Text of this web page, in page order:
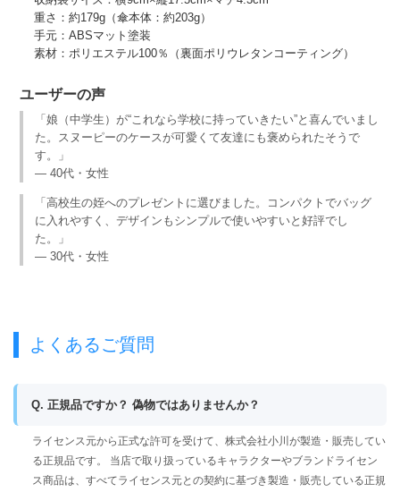
重さ：約179g（傘本体：約203g）
手元：ABSマット塗装
素材：ポリエステル100％（裏面ポリウレタンコーティング）
ユーザーの声
「娘（中学生）が“これなら学校に持っていきたい”と喜んでいまし
た。スヌーピーのケースが可愛くて友達にも褒められたそうで
す。」
— 40代・女性
「高校生の姪へのプレゼントに選びました。コンパクトでバッグ
に入れやすく、デザインもシンプルで使いやすいと好評でし
た。」
— 30代・女性
よくあるご質問
Q. 正規品ですか？ 偽物ではありませんか？
ライセンス元から正式な許可を受けて、株式会社小川が製造・販売してい
る正規品です。 当店で取り扱っているキャラクターやブランドライセン
ス商品は、すべてライセンス元との契約に基づき製造・販売している正規